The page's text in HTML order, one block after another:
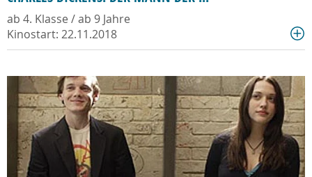
ab 4. Klasse / ab 9 Jahre
Kinostart: 22.11.2018